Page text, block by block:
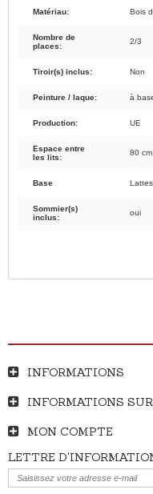
Matériau: Bois
Nombre de
places:
2/3
Tiroir(s) inclus: Non
Peinture / laque: à
Production: UE
Espace entre
les lits:
80 cm
Base
Sommier(s)
inclus:
oui
INFORMATIONS
INFORMATIONS
MON COMPTE
LETTRE